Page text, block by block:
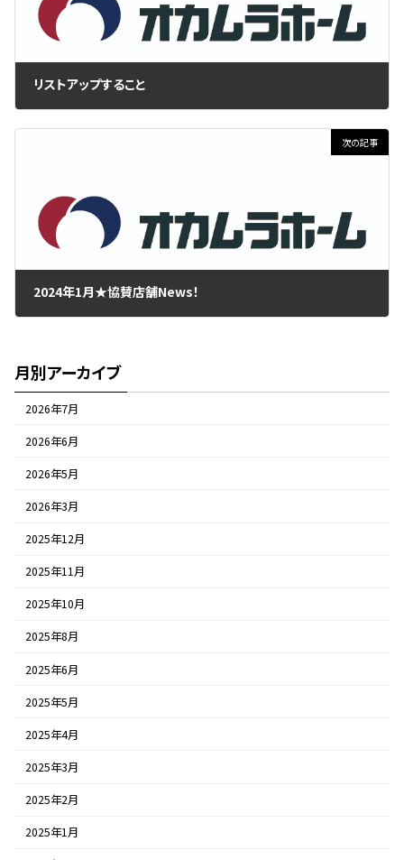
リストアップすること
次の記事
2024年1月★協賛店舗News！
月別アーカイブ
2026年7月
2026年6月
2026年5月
2026年3月
2025年12月
2025年11月
2025年10月
2025年8月
2025年6月
2025年5月
2025年4月
2025年3月
2025年2月
2025年1月